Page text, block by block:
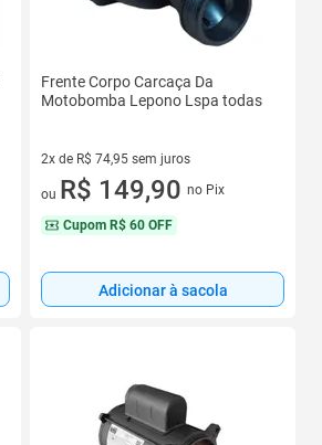
Frente Corpo Carcaça Da
Motobomba Lepono Lspa todas
2x de R$ 74,95 sem juros
2 vez de R$ 74,95 sem juros
ou R$ 149,90 no Pix
Cupom R$ 60 OFF
Adicionar à sacola